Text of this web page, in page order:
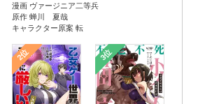
漫画 ヴァージニア二等兵
原作 蝉川 夏哉
キャラクター原案 転
2位 3位